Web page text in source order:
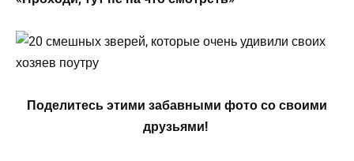
Поделитесь этими забавными фото со своими
друзьями!